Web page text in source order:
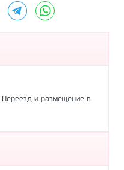
Viber Telegram
Переезд и размещение в